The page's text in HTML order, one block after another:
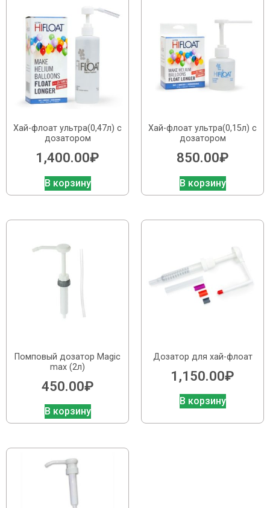
Хай-флоат ультра(0,47л) с
дозатором
1,400.00₽
В корзину
Хай-флоат ультра(0,15л) с
дозатором
850.00₽
В корзину
Помповый дозатор Magic
max (2л)
450.00₽
В корзину
Дозатор для хай-флоат
1,150.00₽
В корзину